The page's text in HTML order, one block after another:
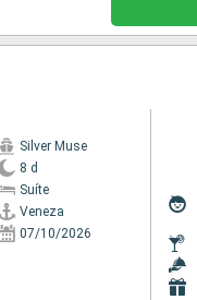
Silver Muse
8 d
Suíte
Veneza
07/10/2026